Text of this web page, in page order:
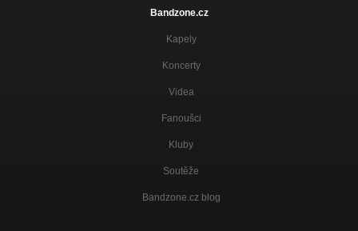
Bandzone.cz
Kapely
Koncerty
Videa
Fanoušci
Kluby
Soutěže
Bandzone.cz blog